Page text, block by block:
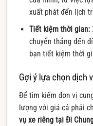
xuất phát đến lịch
Tiết kiệm thời gian:
chuyển thẳng đến
bạn tiết kiệm thời
Gợi ý lựa chọn dịch
Để tìm kiếm đơn vị
lượng với giá cả phải
vụ xe riêng tại Đi